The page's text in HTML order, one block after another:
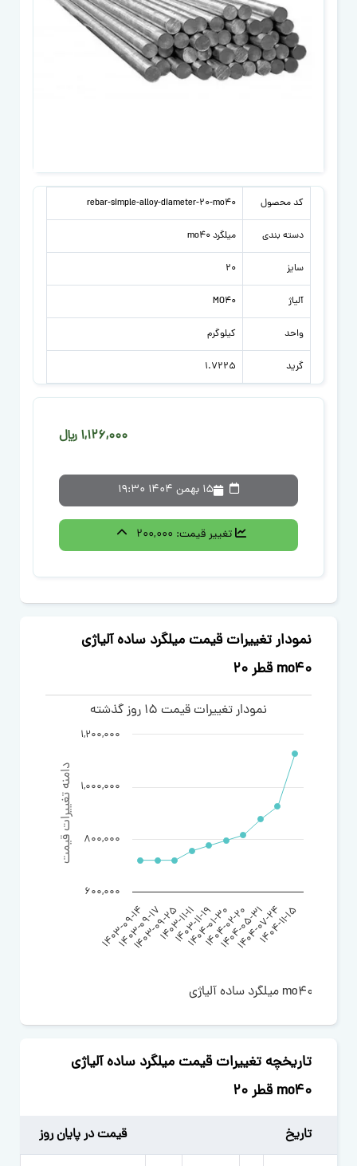
کد محصول rebar-simple-alloy-diameter-20-mo40
دسته بندی میلگرد mo40
سایز 20
آلیاژ MO40
واحد کیلوگرم
گرید 1.7225
1,126,000 ﷼
تغییر قیمت: 200,000
15 بهمن 1404 19:30
نمودار تغییرات قیمت میلگرد ساده آلیاژی
mo40 قطر 20
دامنه تغییرات قیمت
نمودار تغییرات قیمت 15 روز گذشته
1403-09-14
1403-09-17
1403-09-25
1403-11-11
1403-11-19
1404-01-30
1404-02-20
1404-05-31
1404-07-24
1404-11-15
600,000
800,000
1,000,000
1,200,000
تاریخچه تغییرات قیمت میلگرد ساده آلیاژی
mo40 قطر 20
تاریخ قیمت در پایان روز